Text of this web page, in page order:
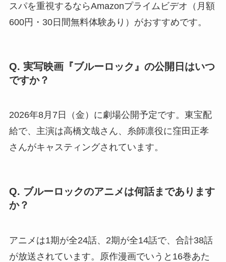
スパを重視するならAmazonプライムビデオ（月額
600円・30日間無料体験あり）がおすすめです。
Q. 実写映画『ブルーロック』の公開日はいつ
ですか？
2026年8月7日（金）に劇場公開予定です。東宝配
給で、主演は高橋文哉さん、糸師凛役に窪田正孝
さんがキャスティングされています。
Q. ブルーロックのアニメは何話まであります
か？
アニメは1期が全24話、2期が全14話で、合計38話
が放送されています。原作漫画でいうと16巻あた